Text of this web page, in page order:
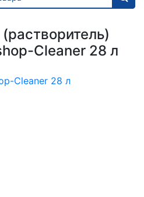
Cleaner 28 л